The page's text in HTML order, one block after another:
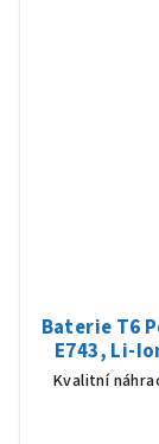
Baterie T6
E743, Li-
Kvalitní